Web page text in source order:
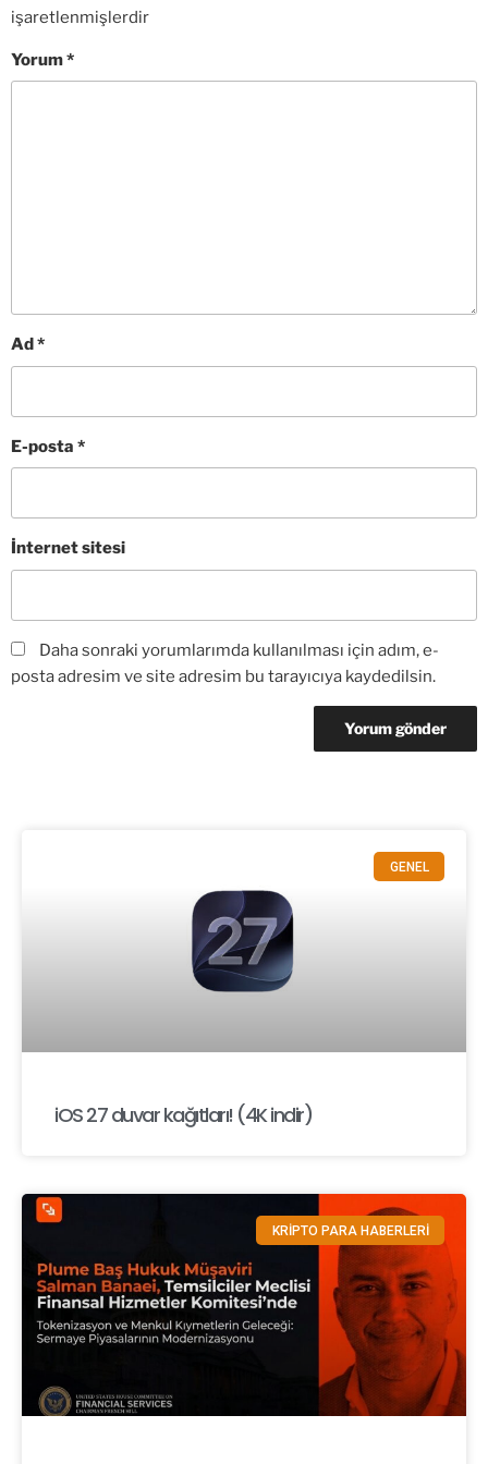
işaretlenmişlerdir
Yorum*
Ad *
E-posta *
İnternet sitesi
Daha sonraki yorumlarımda kullanılması için adım, e-
posta adresim ve site adresim bu tarayıcıya kaydedilsin.
GENEL
iOS 27 duvar kağıtları! (4K indir)
KRİPTO PARA HABERLERİ